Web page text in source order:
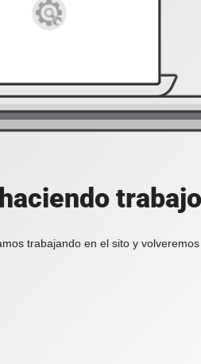
trabajando en el sito y volveremos